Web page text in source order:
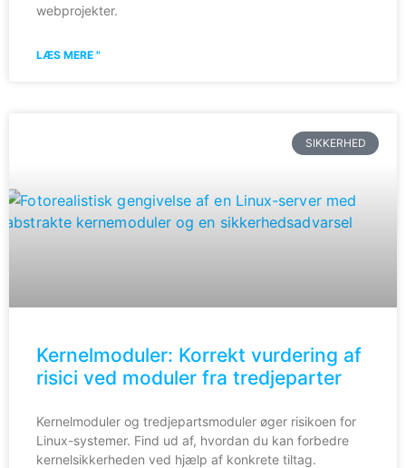
webprojekter.
LÆS MERE "
SIKKERHED
Kernelmoduler: Korrekt vurdering af
risici ved moduler fra tredjeparter
Kernelmoduler og tredjepartsmoduler øger risikoen for
Linux-systemer. Find ud af, hvordan du kan forbedre
kernelsikkerheden ved hjælp af konkrete tiltag.